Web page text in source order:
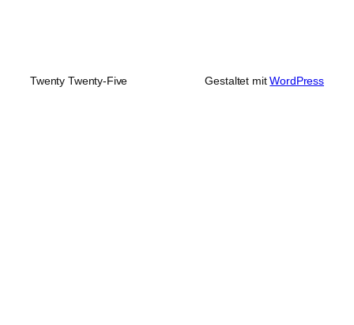
Twenty Twenty-Five Gestaltet mitWordPress